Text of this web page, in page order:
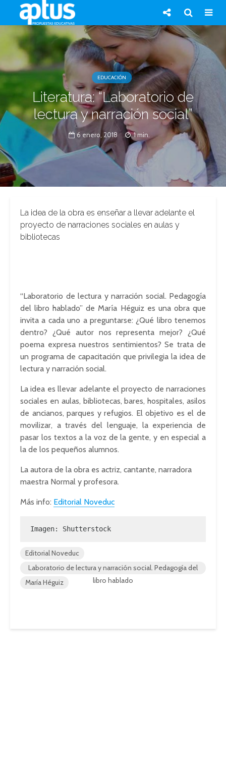
EDUCACIÓN
Literatura: “Laboratorio de
lectura y narración social”
6 enero, 2018 1 min.
La idea de la obra es enseñar a llevar adelante el
proyecto de narraciones sociales en aulas y
bibliotecas
“Laboratorio de lectura y narración social. Pedagogía
del libro hablado” de María Héguiz es una obra que
invita a cada uno a preguntarse: ¿Qué libro tenemos
dentro? ¿Qué autor nos representa mejor? ¿Qué
poema expresa nuestros sentimientos? Se trata de
un programa de capacitación que privilegia la idea de
lectura y narración social.
La idea es llevar adelante el proyecto de narraciones
sociales en aulas, bibliotecas, bares, hospitales, asilos
de ancianos, parques y refugios. El objetivo es el de
movilizar, a través del lenguaje, la experiencia de
pasar los textos a la voz de la gente, y en especial a
la de los pequeños alumnos.
La autora de la obra es actriz, cantante, narradora
maestra Normal y profesora.
Más info: Editorial Noveduc
Imagen: Shutterstock
Editorial Noveduc
Laboratorio de lectura y narración social. Pedagogía del
libro hablado
María Héguiz